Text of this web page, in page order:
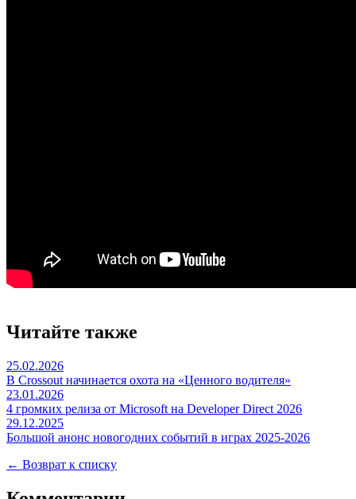
Читайте также
25.02.2026
В Crossout начинается охота на «Ценного водителя»
23.01.2026
4 громких релиза от Microsoft на Developer Direct 2026
29.12.2025
Большой анонс новогодних событий в играх 2025-2026
← Возврат к списку